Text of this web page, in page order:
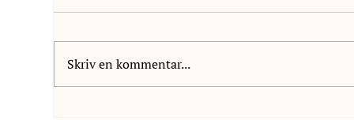
Skriv en kommentar...